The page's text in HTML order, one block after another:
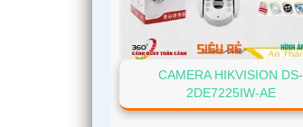
CAMERA HIKVISION DS-
2DE7225IW-AE